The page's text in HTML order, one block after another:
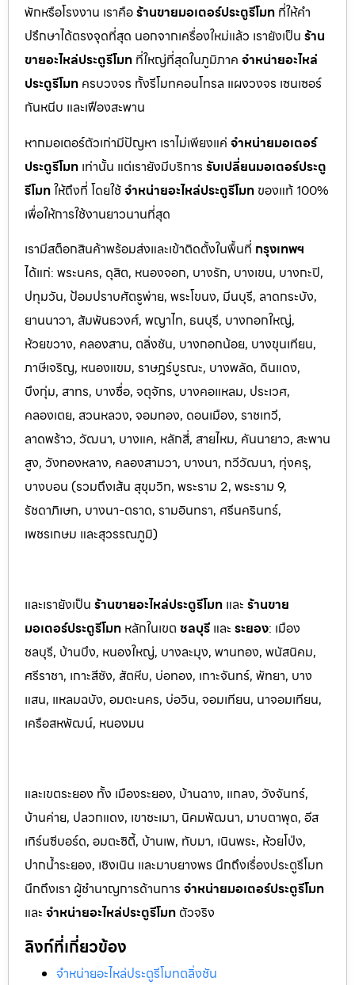
พักหรือโรงงาน เราคือร้านขายมอเตอร์ประตูรีโมท ที่ให้คำ
ปรึกษาได้ตรงจุดที่สุด นอกจากเครื่องใหม่แล้ว เรายังเป็น ร้าน
ขายอะไหล่ประตูรีโมท ที่ใหญ่ที่สุดในภูมิภาค จำหน่ายอะไหล่
ประตูรีโมท ครบวงจร ทั้งรีโมทคอนโทรล แผงวงจร เซนเซอร์
กันหนีบ และเฟืองสะพาน
หากมอเตอร์ตัวเก่ามีปัญหา เราไม่เพียงแค่ จำหน่ายมอเตอร์
ประตูรีโมท เท่านั้น แต่เรายังมีบริการ รับเปลี่ยนมอเตอร์ประตู
รีโมทให้ถึงที่ โดยใช้จำหน่ายอะไหล่ประตูรีโมท ของแท้ 100%
เพื่อให้การใช้งานยาวนานที่สุด
เรามีสต็อกสินค้าพร้อมส่งและเข้าติดตั้งในพื้นที่ กรุงเทพฯ
ได้แก่: พระนคร, ดุสิต, หนองจอก, บางรัก, บางเขน, บางกะปิ,
ปทุมวัน, ป้อมปราบศัตรูพ่าย, พระโขนง, มีนบุรี, ลาดกระบัง,
ยานนาวา, สัมพันธวงศ์, พญาไท, ธนบุรี, บางกอกใหญ่,
ห้วยขวาง, คลองสาน, ตลิ่งชัน, บางกอกน้อย, บางขุนเทียน,
ภาษีเจริญ, หนองแขม, ราษฎร์บูรณะ, บางพลัด, ดินแดง,
บึงกุ่ม, สาทร, บางซื่อ, จตุจักร, บางคอแหลม, ประเวศ,
คลองเตย, สวนหลวง, จอมทอง, ดอนเมือง, ราชเทวี,
ลาดพร้าว, วัฒนา, บางแค, หลักสี่, สายไหม, คันนายาว, สะพาน
สูง, วังทองหลาง, คลองสามวา, บางนา, ทวีวัฒนา, ทุ่งครุ,
บางบอน (รวมถึงเส้น สุขุมวิท, พระราม 2, พระราม 9,
รัชดาภิเษก, บางนา-ตราด, รามอินทรา, ศรีนครินทร์,
เพชรเกษม และสุวรรณภูมิ)
และเรายังเป็น ร้านขายอะไหล่ประตูรีโมท และ ร้านขาย
มอเตอร์ประตูรีโมท หลักในเขต ชลบุรี และ ระยอง: เมือง
ชลบุรี, บ้านบึง, หนองใหญ่, บางละมุง, พานทอง, พนัสนิคม,
ศรีราชา, เกาะสีชัง, สัตหีบ, บ่อทอง, เกาะจันทร์, พัทยา, บาง
แสน, แหลมฉบัง, อมตะนคร, บ่อวิน, จอมเทียน, นาจอมเทียน,
เครือสหพัฒน์, หนองมน
และเขตระยอง ทั้ง เมืองระยอง, บ้านฉาง, แกลง, วังจันทร์,
บ้านค่าย, ปลวกแดง, เขาชะเมา, นิคมพัฒนา, มาบตาพุด, อีส
เทิร์นซีบอร์ด, อมตะซิตี้, บ้านเพ, ทับมา, เนินพระ, ห้วยโป่ง,
ปากน้ำระยอง, เชิงเนิน และมาบยางพร นึกถึงเรื่องประตูรีโมท
นึกถึงเรา ผู้ชำนาญการด้านการ จำหน่ายมอเตอร์ประตูรีโมท
และ จำหน่ายอะไหล่ประตูรีโมท ตัวจริง
ลิงก์ที่เกี่ยวข้อง
จำหน่ายอะไหล่ประตูรีโมทตลิ่งชัน